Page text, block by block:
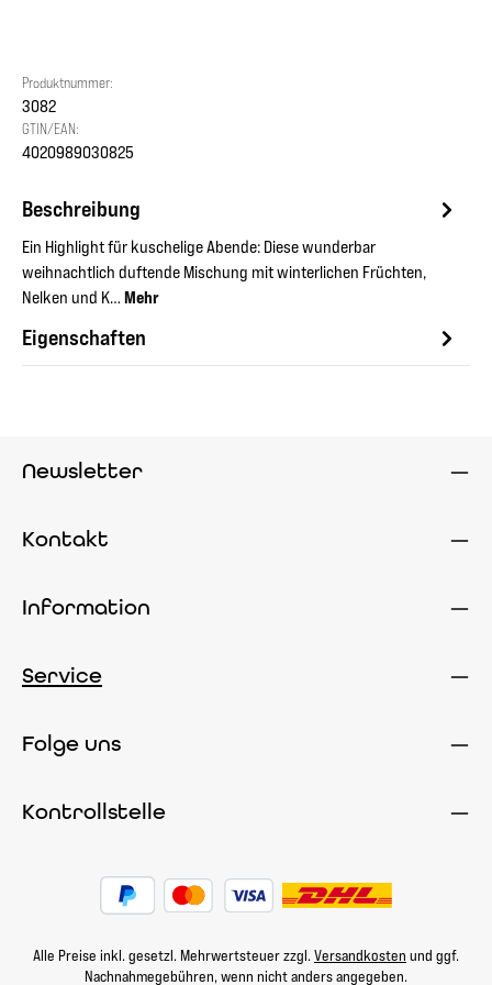
Produktnummer:
3082
GTIN/EAN:
4020989030825
Beschreibung
Ein Highlight für kuschelige Abende: Diese wunderbar
weihnachtlich duftende Mischung mit winterlichen Früchten,
Nelken und K… Mehr
Eigenschaften
Newsletter
Kontakt
Information
Service
Folge uns
Kontrollstelle
Alle Preise inkl. gesetzl. Mehrwertsteuer zzgl. Versandkosten und ggf.
Nachnahmegebühren, wenn nicht anders angegeben.